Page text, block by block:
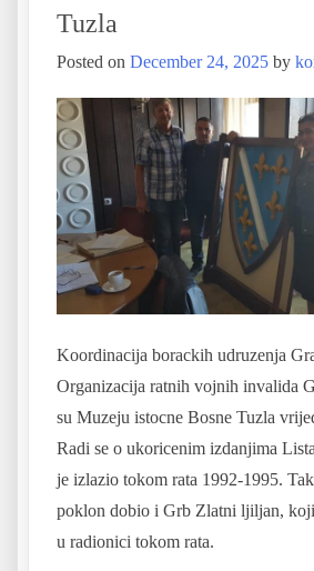
Tuzla
Posted on December 24, 2025 by
Koordinacija borackih udruzenja
Organizacija ratnih vojnih invalida
su Muzeju istocne Bosne Tuzla
Radi se o ukoricenim izdanjima
je izlazio tokom rata 1992-1995.
poklon dobio i Grb Zlatni ljiljan,
u radionici tokom rata.